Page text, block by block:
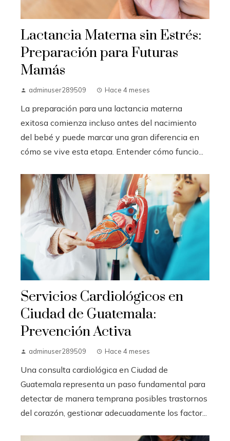
Lactancia Materna sin Estrés:
Preparación para Futuras
Mamás
adminuser289509 Hace 4 meses
La preparación para una lactancia materna
exitosa comienza incluso antes del nacimiento
del bebé y puede marcar una gran diferencia en
cómo se vive esta etapa. Entender cómo funcio...
Servicios Cardiológicos en
Ciudad de Guatemala:
Prevención Activa
adminuser289509 Hace 4 meses
Una consulta cardiológica en Ciudad de
Guatemala representa un paso fundamental para
detectar de manera temprana posibles trastornos
del corazón, gestionar adecuadamente los factor...